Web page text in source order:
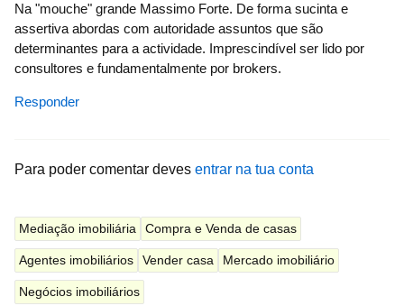
Na "mouche" grande Massimo Forte. De forma sucinta e
assertiva abordas com autoridade assuntos que são
determinantes para a actividade. Imprescindível ser lido por
consultores e fundamentalmente por brokers.
Responder
Para poder comentar deves entrar na tua conta
Mediação imobiliária Compra e Venda de casas
Agentes imobiliários Vender casa Mercado imobiliário
Negócios imobiliários